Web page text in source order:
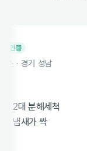
경기 성남
분해세척
새가 싹